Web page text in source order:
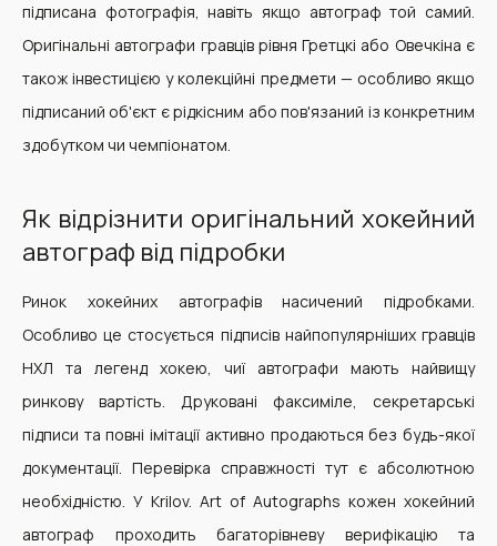
підписана фотографія, навіть якщо автограф той самий.
Оригінальні автографи гравців рівня Гретцкі або Овечкіна є
також інвестицією у колекційні предмети — особливо якщо
підписаний об'єкт є рідкісним або пов'язаний із конкретним
здобутком чи чемпіонатом.
Як відрізнити оригінальний хокейний
автограф від підробки
Ринок хокейних автографів насичений підробками.
Особливо це стосується підписів найпопулярніших гравців
НХЛ та легенд хокею, чиї автографи мають найвищу
ринкову вартість. Друковані факсиміле, секретарські
підписи та повні імітації активно продаються без будь-якої
документації. Перевірка справжності тут є абсолютною
необхідністю. У Krilov. Art of Autographs кожен хокейний
автограф проходить багаторівневу верифікацію та